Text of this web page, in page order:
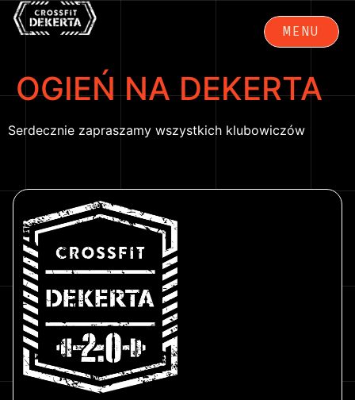
MENU
OGIEŃ NA DEKERTA
Serdecznie zapraszamy wszystkich klubowiczów